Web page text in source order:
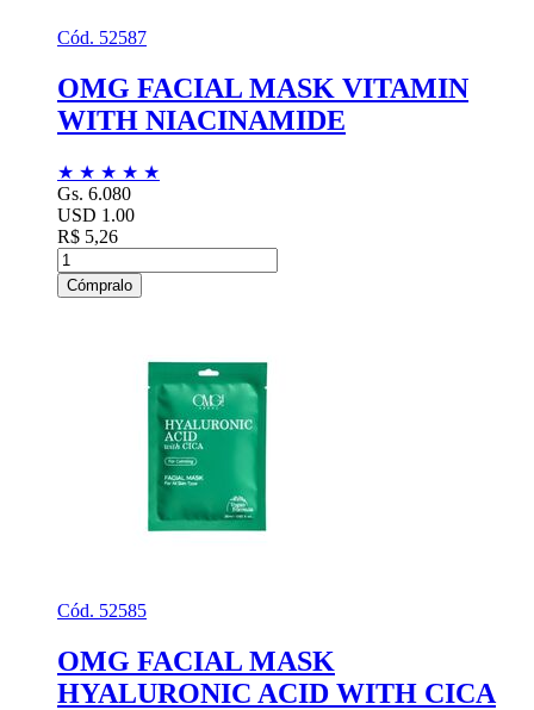
Cód. 52587
OMG FACIAL MASK VITAMIN
WITH NIACINAMIDE
★ ★ ★ ★ ★
Gs. 6.080
USD 1.00
R$ 5,26
Cómpralo
Cód. 52585
OMG FACIAL MASK
HYALURONIC ACID WITH CICA